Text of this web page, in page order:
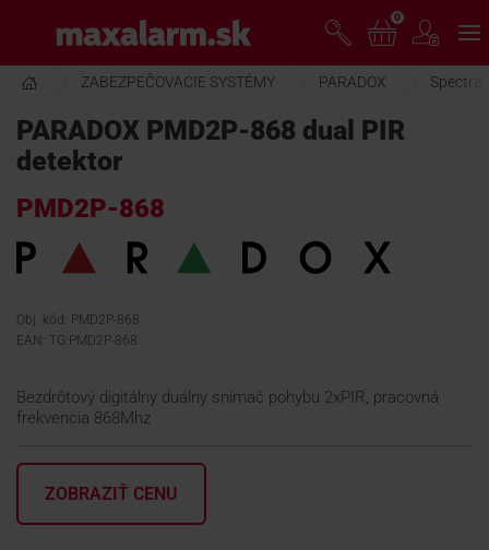
hlavnému
obsahu
www.maxalarm.sk
AKCIA MESIACA
PRODUKTY
SPOLOČNOSŤ
ŠKOLENIE
PODPORA
0
ZABEZPEČOVACIE SYSTÉMY PARADOX Spectra
PARADOX PMD2P-868 dual PIR
detektor
PMD2P-868
Obj. kód: PMD2P-868
EAN: TG:PMD2P-868
Bezdrôtový digitálny duálny snímač pohybu 2xPIR, pracovná
frekvencia 868Mhz
ZOBRAZIŤ CENU